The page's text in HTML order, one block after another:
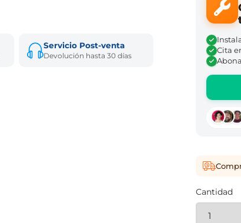
Servicio Post-venta
Devolución hasta 30 días
Cita
Cantidad